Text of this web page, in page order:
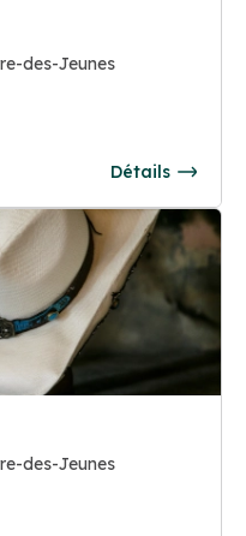
des-Jeunes
Détails
des-Jeunes